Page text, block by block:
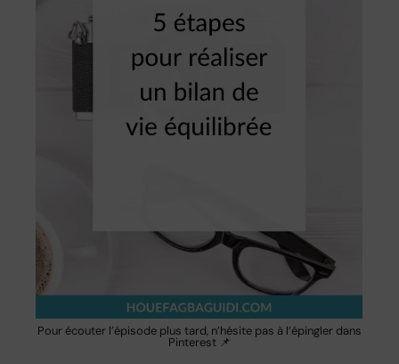
Pour écouter l’épisode plus tard, n’hésite pas à l’épingler dans
Pinterest 📌